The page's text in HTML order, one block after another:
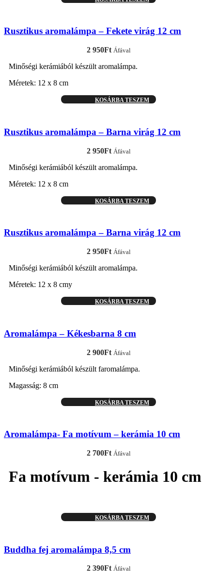
Rusztikus aromalámpa – Fekete virág 12 cm
2 950Ft Áfával
Minőségi kerámiából készült aromalámpa.
Méretek: 12 x 8 cm
KOSÁRBA TESZEM
Rusztikus aromalámpa – Barna virág 12 cm
2 950Ft Áfával
Minőségi kerámiából készült aromalámpa.
Méretek: 12 x 8 cm
KOSÁRBA TESZEM
Rusztikus aromalámpa – Barna virág 12 cm
2 950Ft Áfával
Minőségi kerámiából készült aromalámpa.
Méretek: 12 x 8 cmy
KOSÁRBA TESZEM
Aromalámpa – Kékesbarna 8 cm
2 900Ft Áfával
Minőségi kerámiából készült faromalámpa.
Magasság: 8 cm
KOSÁRBA TESZEM
Aromalámpa- Fa motívum – kerámia 10 cm
2 700Ft Áfával
Fa motívum - kerámia 10 cm
KOSÁRBA TESZEM
Buddha fej aromalámpa 8,5 cm
2 390Ft Áfával